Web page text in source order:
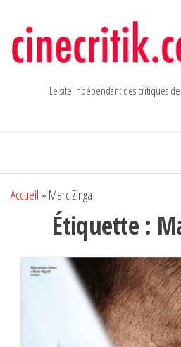
contenu
Le site indépendant des critiques
Accueil » Marc Zinga
Étiquette :